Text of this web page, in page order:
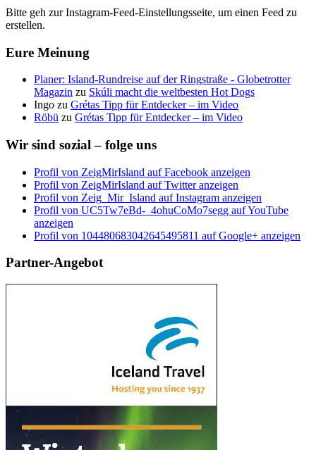
Bitte geh zur Instagram-Feed-Einstellungsseite, um einen Feed zu
erstellen.
Eure Meinung
Planer: Island-Rundreise auf der Ringstraße - Globetrotter
Magazin zu Skúli macht die weltbesten Hot Dogs
Ingo zu Grétas Tipp für Entdecker – im Video
Röbü zu Grétas Tipp für Entdecker – im Video
Wir sind sozial – folge uns
Profil von ZeigMirIsland auf Facebook anzeigen
Profil von ZeigMirIsland auf Twitter anzeigen
Profil von Zeig_Mir_Island auf Instagram anzeigen
Profil von UC5Tw7eBd-_4ohuCoMo7segg auf YouTube
anzeigen
Profil von 104480683042645495811 auf Google+ anzeigen
Partner-Angebot